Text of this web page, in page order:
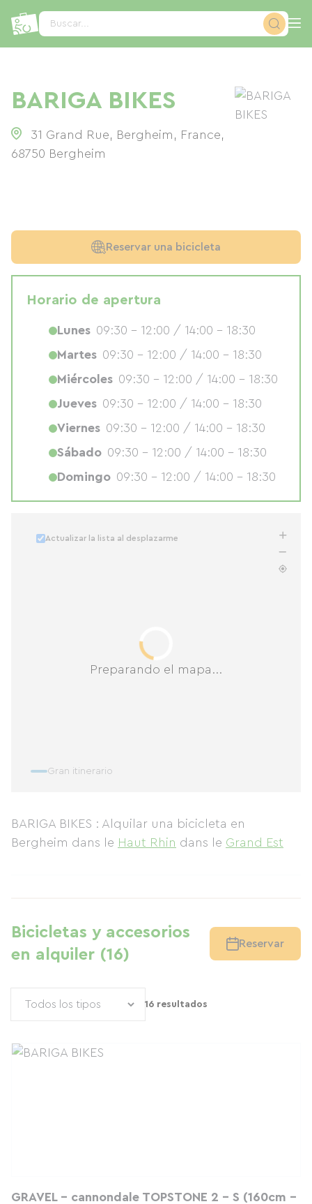
Buscar...
BARIGA BIKES
31 Grand Rue, Bergheim, France,
68750 Bergheim
Preparando el mapa...
Actualizar la lista al desplazarme
Gran itinerario
BARIGA BIKES : Alquilar una bicicleta en
Bergheim dans le Haut Rhin dans le Grand Est
Bicicletas y accesorios
en alquiler (16)
Reservar
16 resultados
GRAVEL - cannondale TOPSTONE 2 - S (160cm -
Reservar una bicicleta
Horario de apertura
Lunes 09:30 - 12:00 / 14:00 - 18:30
Martes 09:30 - 12:00 / 14:00 - 18:30
Miércoles 09:30 - 12:00 / 14:00 - 18:30
Jueves 09:30 - 12:00 / 14:00 - 18:30
Viernes 09:30 - 12:00 / 14:00 - 18:30
Sábado 09:30 - 12:00 / 14:00 - 18:30
Domingo 09:30 - 12:00 / 14:00 - 18:30
Panel de gestión de cookies